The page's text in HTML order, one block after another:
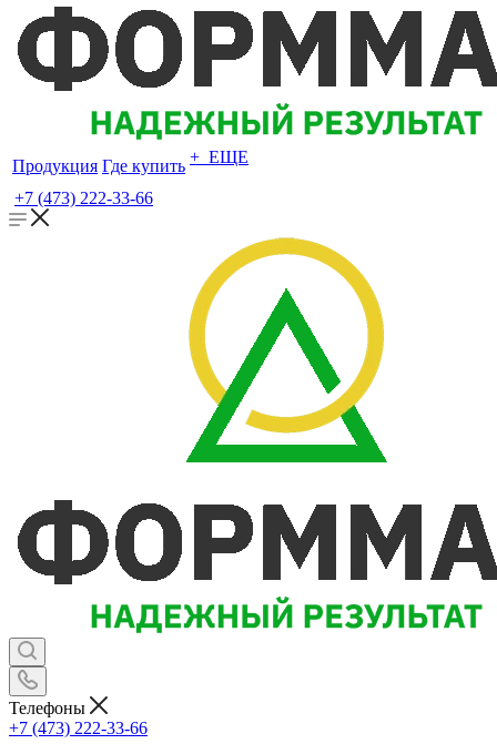
Продукция Где купить + ЕЩЕ
+7 (473) 222-33-66
Телефоны
+7 (473) 222-33-66